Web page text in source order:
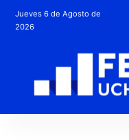
Jueves 6 de Agosto de
2026